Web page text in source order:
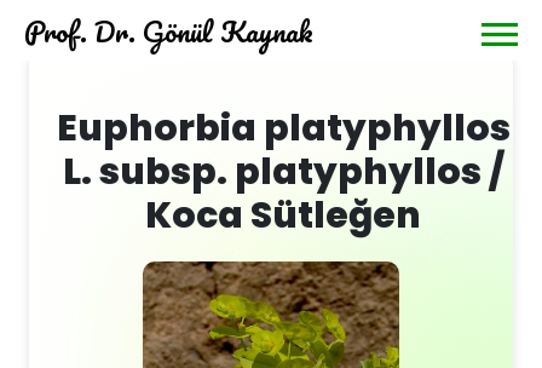
Prof. Dr. Gönül Kaynak
Euphorbia platyphyllos
L. subsp. platyphyllos /
Koca Sütleğen